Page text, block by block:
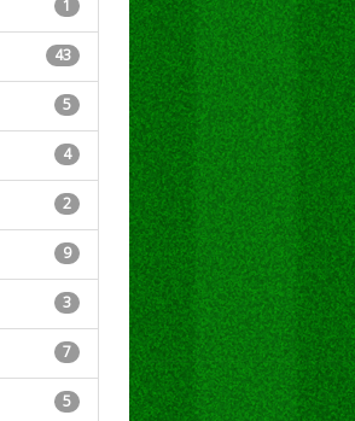
1
43
5
4
2
9
3
7
5